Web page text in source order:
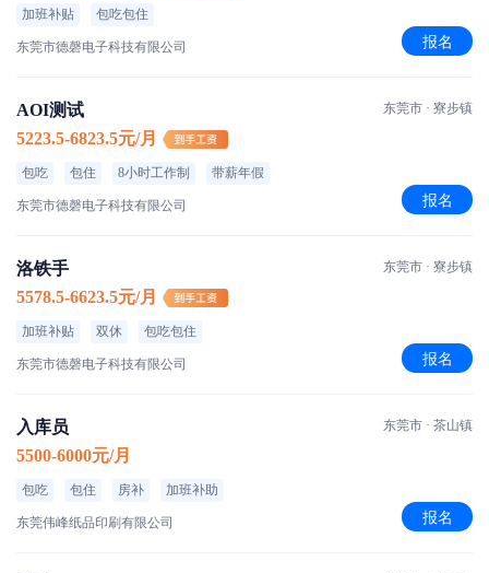
加班补贴 包吃包住
东莞市德磬电子科技有限公司 报名
AOI测试
5223.5-6823.5元/月
包吃 包住 8小时工作制 带薪年假
东莞市德磬电子科技有限公司
东莞市 · 寮步镇
报名
洛铁手
5578.5-6623.5元/月
加班补贴 双休 包吃包住
东莞市德磬电子科技有限公司
东莞市 · 寮步镇
报名
入库员
5500-6000元/月
包吃 包住 房补 加班补助
东莞伟峰纸品印刷有限公司
东莞市 · 茶山镇
报名